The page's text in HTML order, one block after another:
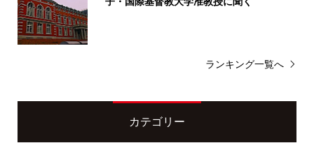
ランキング一覧へ
カテゴリー